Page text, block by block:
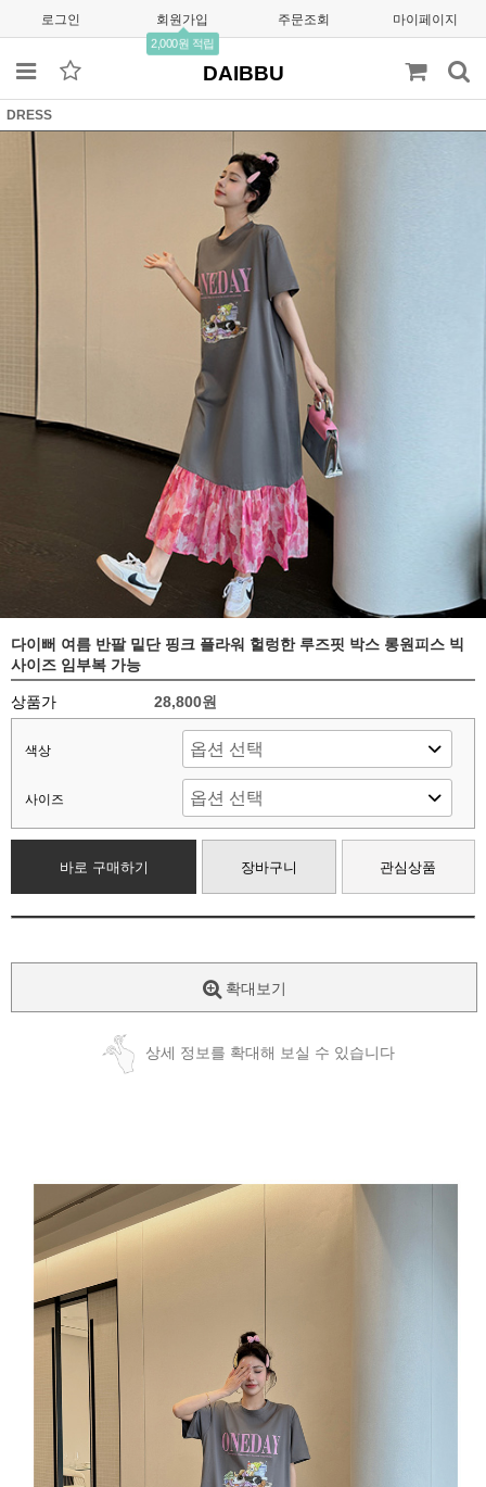
로그인 회원가입
2,000원 적립
주문조회 마이페이지
DAIBBU
DRESS
다이뻐 여름 반팔 밑단 핑크 플라워 헐렁한 루즈핏 박스 롱원피스 빅
사이즈 임부복 가능
상품가 28,800원
색상
사이즈
바로 구매하기 장바구니 관심상품
확대보기
상세 정보를 확대해 보실 수 있습니다